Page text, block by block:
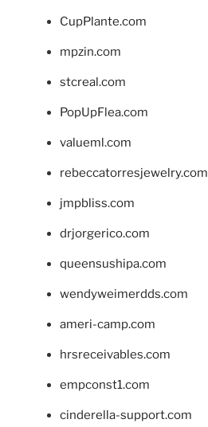
CupPlante.com
mpzin.com
stcreal.com
PopUpFlea.com
valueml.com
rebeccatorresjewelry.com
jmpbliss.com
drjorgerico.com
queensushipa.com
wendyweimerdds.com
ameri-camp.com
hrsreceivables.com
empconst1.com
cinderella-support.com